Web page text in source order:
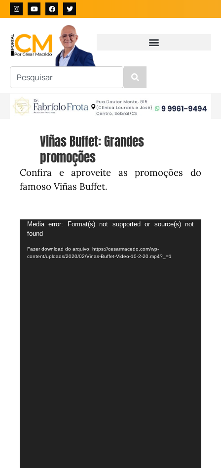
Viñas Buffet: Grandes
promoções
Confira e aproveite as promoções do
famoso Viñas Buffet.
Tocador
de
vídeo
Media error: Format(s) not supported or source(s) not
found
Fazer download do arquivo: https://cesarmacedo.com/wp-
content/uploads/2020/02/Vinas-Buffet-Video-10-2-20.mp4?_=1